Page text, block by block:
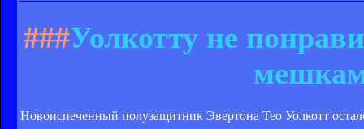
###Уолкотту не
Новоиспеченный полузащитник Эвертона Тео Уолкотт